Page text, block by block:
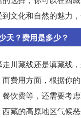
文化和自然的魅力，
天？费用是多少？
川藏线还是滇藏线
费用方面，根据你
饮费等，还需要考
藏的高原地区气候